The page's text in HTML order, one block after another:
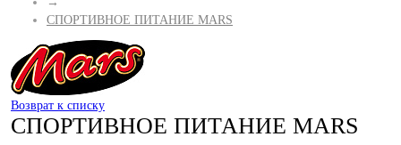
СПОРТИВНОЕ ПИТАНИЕ MARS
Возврат к списку
СПОРТИВНОЕ ПИТАНИЕ MARS